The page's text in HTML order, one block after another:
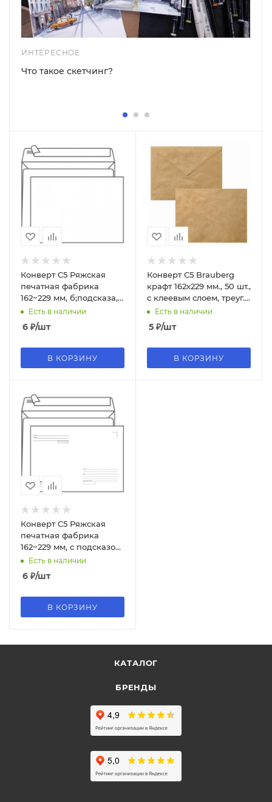
ИНТЕРЕСНОЕ
Что такое скетчинг?
Конверт C5 Ряжская
печатная фабрика
162~229 мм, б;подсказа,
б;окна, отр. лента
Есть в наличии
6 ₽/шт
В КОРЗИНУ
Конверт С5 Brauberg
крафт 162х229 мм., 50 шт.,
с клеевым слоем, треуг.
клапан, 112364
Есть в наличии
5 ₽/шт
В КОРЗИНУ
Конверт C5 Ряжская
печатная фабрика
162~229 мм, с подсказом,
б;окна, отр. лента
Есть в наличии
6 ₽/шт
В КОРЗИНУ
КАТАЛОГ
БРЕНДЫ